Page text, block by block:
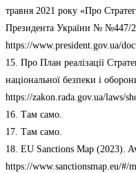
травня 2021 року «Про
Президента України № №447/
https://www.president.gov.ua/
15. Про План реалізації
національної безпеки і
https://zakon.rada.gov.ua/laws/
16. Там само.
17. Там само.
18. EU Sanctions Map (2023).
https://www.sanctionsmap.eu/#/